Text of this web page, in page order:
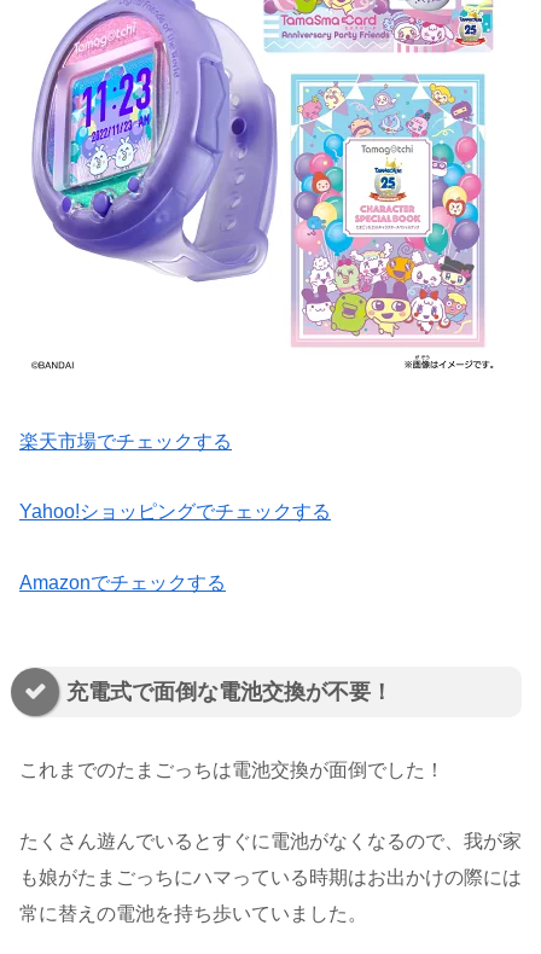
楽天市場でチェックする
Yahoo!ショッピングでチェックする
Amazonでチェックする
充電式で面倒な電池交換が不要！
これまでのたまごっちは電池交換が面倒でした！
たくさん遊んでいるとすぐに電池がなくなるので、我が家
も娘がたまごっちにハマっている時期はお出かけの際には
常に替えの電池を持ち歩いていました。